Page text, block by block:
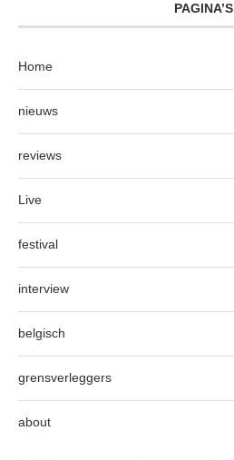
PAGINA’S
Home
nieuws
reviews
Live
festival
interview
belgisch
grensverleggers
about